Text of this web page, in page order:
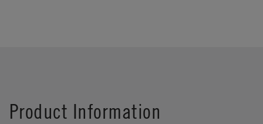
Product Information